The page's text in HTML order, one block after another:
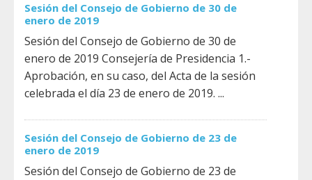
Sesión del Consejo de Gobierno de 30 de
enero de 2019
Sesión del Consejo de Gobierno de 30 de
enero de 2019 Consejería de Presidencia 1.-
Aprobación, en su caso, del Acta de la sesión
celebrada el día 23 de enero de 2019. ...
Sesión del Consejo de Gobierno de 23 de
enero de 2019
Sesión del Consejo de Gobierno de 23 de